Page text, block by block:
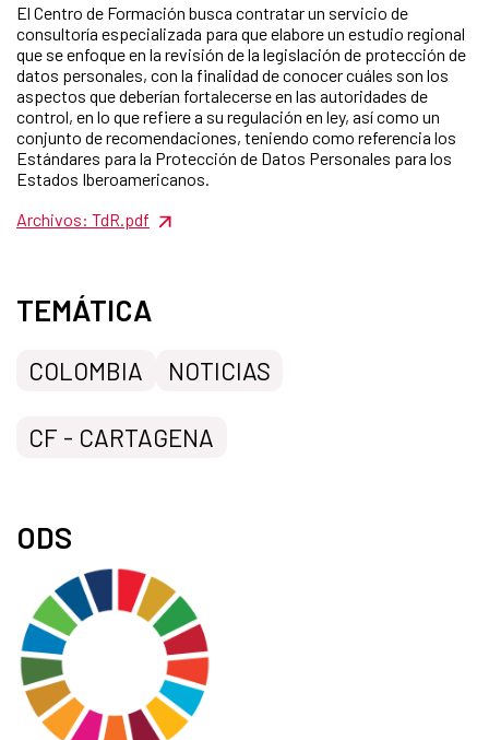
El Centro de Formación busca contratar un servicio de
consultoría especializada para que elabore un estudio regional
que se enfoque en la revisión de la legislación de protección de
datos personales, con la finalidad de conocer cuáles son los
aspectos que deberían fortalecerse en las autoridades de
control, en lo que refiere a su regulación en ley, así como un
conjunto de recomendaciones, teniendo como referencia los
Estándares para la Protección de Datos Personales para los
Estados Iberoamericanos.
Archivos: TdR.pdf
TEMÁTICA
COLOMBIA NOTICIAS
CF - CARTAGENA
ODS